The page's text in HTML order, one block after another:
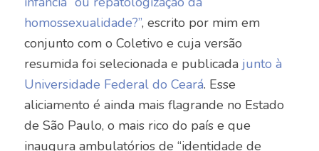
homossexualidade?”, escrito por mim em
conjunto com o Coletivo e cuja versão
resumida foi selecionada e publicada junto à
Universidade Federal do Ceará. Esse
aliciamento é ainda mais flagrande no Estado
de São Paulo, o mais rico do país e que
inaugura ambulatórios de “identidade de